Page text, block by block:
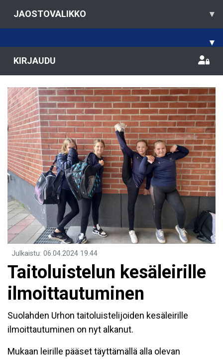
JAOSTOVALIKKO ▾
▾
KIRJAUDU
Julkaistu: 06.04.2024 19.44
Taitoluistelun kesäleirille
ilmoittautuminen
Suolahden Urhon taitoluistelijoiden kesäleirille
ilmoittautuminen on nyt alkanut.
Mukaan leirille pääset täyttämällä alla olevan